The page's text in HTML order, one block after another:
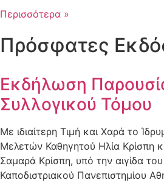
Περισσότερα »
Πρόσφατες
Εκδήλωση
Συλλογικού Τόμου
Με ιδιαίτερη Τιμή και Χαρά το
Μελετών Καθηγητού Ηλία Κρίσπη
Σαμαρά Κρίσπη, υπό την αιγίδα
Καποδιστριακού Πανεπιστημίου